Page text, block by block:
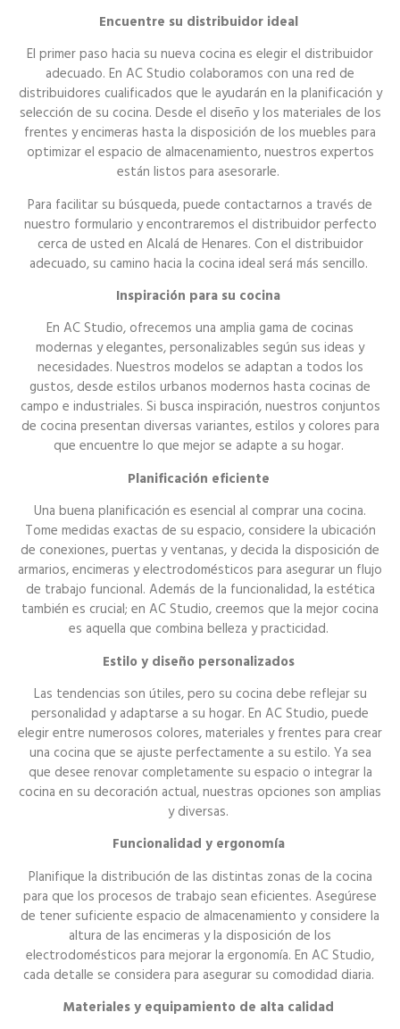
Encuentre su distribuidor ideal
El primer paso hacia su nueva cocina es elegir el distribuidor
adecuado. En AC Studio colaboramos con una red de
distribuidores cualificados que le ayudarán en la planificación y
selección de su cocina. Desde el diseño y los materiales de los
frentes y encimeras hasta la disposición de los muebles para
optimizar el espacio de almacenamiento, nuestros expertos
están listos para asesorarle.
Para facilitar su búsqueda, puede contactarnos a través de
nuestro formulario y encontraremos el distribuidor perfecto
cerca de usted en Alcalá de Henares. Con el distribuidor
adecuado, su camino hacia la cocina ideal será más sencillo.
Inspiración para su cocina
En AC Studio, ofrecemos una amplia gama de cocinas
modernas y elegantes, personalizables según sus ideas y
necesidades. Nuestros modelos se adaptan a todos los
gustos, desde estilos urbanos modernos hasta cocinas de
campo e industriales. Si busca inspiración, nuestros conjuntos
de cocina presentan diversas variantes, estilos y colores para
que encuentre lo que mejor se adapte a su hogar.
Planificación eficiente
Una buena planificación es esencial al comprar una cocina.
Tome medidas exactas de su espacio, considere la ubicación
de conexiones, puertas y ventanas, y decida la disposición de
armarios, encimeras y electrodomésticos para asegurar un flujo
de trabajo funcional. Además de la funcionalidad, la estética
también es crucial; en AC Studio, creemos que la mejor cocina
es aquella que combina belleza y practicidad.
Estilo y diseño personalizados
Las tendencias son útiles, pero su cocina debe reflejar su
personalidad y adaptarse a su hogar. En AC Studio, puede
elegir entre numerosos colores, materiales y frentes para crear
una cocina que se ajuste perfectamente a su estilo. Ya sea
que desee renovar completamente su espacio o integrar la
cocina en su decoración actual, nuestras opciones son amplias
y diversas.
Funcionalidad y ergonomía
Planifique la distribución de las distintas zonas de la cocina
para que los procesos de trabajo sean eficientes. Asegúrese
de tener suficiente espacio de almacenamiento y considere la
altura de las encimeras y la disposición de los
electrodomésticos para mejorar la ergonomía. En AC Studio,
cada detalle se considera para asegurar su comodidad diaria.
Materiales y equipamiento de alta calidad